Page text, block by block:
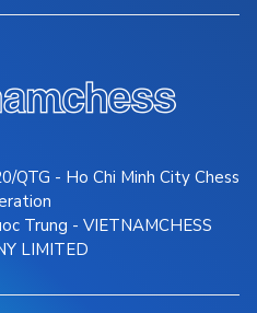
- Ho Chi Minh City Chess
Trung - VIETNAMCHESS
LIMITED